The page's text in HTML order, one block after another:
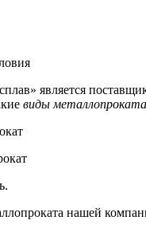
является
виды металлопроката
нашей